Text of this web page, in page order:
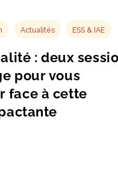
Actualités ESS & IAE
: deux
pour vous
face à cette